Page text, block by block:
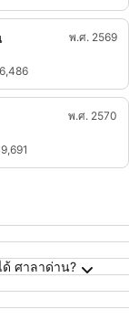
พ.ศ. 2569
พ.ศ. 2570
ศาลาด่าน?